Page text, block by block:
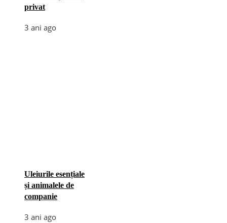
privat
3 ani ago
Uleiurile esențiale
și animalele de
companie
3 ani ago